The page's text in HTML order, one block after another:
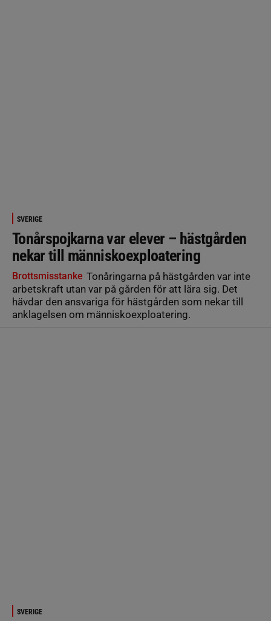
SVERIGE
Tonårspojkarna var elever – hästgården
nekar till människoexploatering
Brottsmisstanke Tonåringarna på hästgården var inte
arbetskraft utan var på gården för att lära sig. Det
hävdar den ansvariga för hästgården som nekar till
anklagelsen om människoexploatering.
SVERIGE